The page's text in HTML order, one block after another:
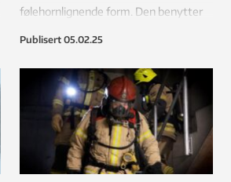
følehornlignende form. Den benytter
Publisert 05.02.25